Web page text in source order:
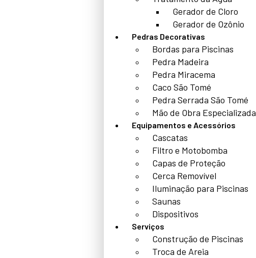
Gerador de Cloro
Gerador de Ozônio
Pedras Decorativas
Bordas para Piscinas
Pedra Madeira
Pedra Miracema
Caco São Tomé
Pedra Serrada São Tomé
Mão de Obra Especializada
Equipamentos e Acessórios
Cascatas
Filtro e Motobomba
Capas de Proteção
Cerca Removível
Iluminação para Piscinas
Saunas
Dispositivos
Serviços
Construção de Piscinas
Troca de Areia